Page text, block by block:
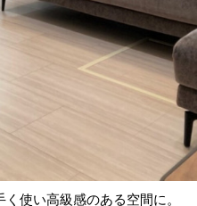
使い高級感のある空間に。